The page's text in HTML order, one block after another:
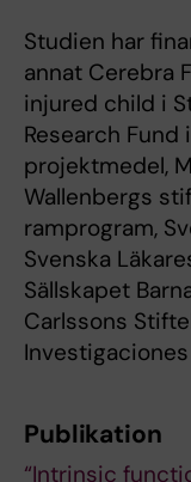
Studien har
annat Cerebra
injured child i
Research Fund
projektmedel,
Wallenbergs
ramprogram,
Svenska
Sällskapet
Carlssons
Publikation
“Intrinsic